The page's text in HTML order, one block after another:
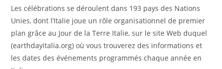
Les célébrations se déroulent dans 193 pays des Nations
Unies, dont l’Italie joue un rôle organisationnel de premier
plan grâce au Jour de la Terre Italie, sur le site Web duquel
(earthdayitalia.org) où vous trouverez des informations et
les dates des événements programmés chaque année en